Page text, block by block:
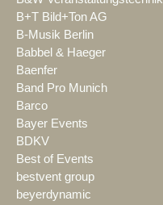
B+T Bild+Ton AG
B-Musik Berlin
Babbel & Haeger
Baenfer
Band Pro Munich
Barco
Bayer Events
BDKV
Best of Events
bestvent group
beyerdynamic